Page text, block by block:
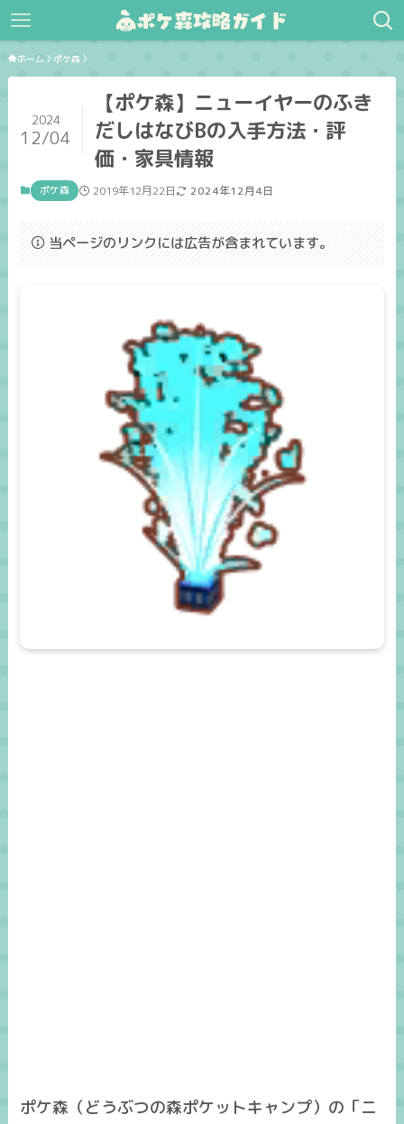
ホーム ポケ森
【ポケ森】ニューイヤーのふき
だしはなびBの入手方法・評
価・家具情報
2024
12/04
ポケ森 2019年12月22日 2024年12月4日
当ページのリンクには広告が含まれています。
ポケ森（どうぶつの森ポケットキャンプ）の「ニ